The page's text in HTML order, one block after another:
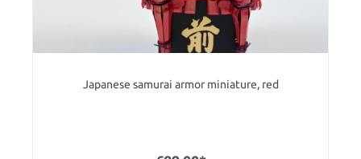
Japanese samurai armor miniature, red